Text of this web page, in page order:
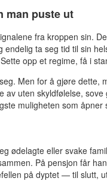
man puste ut
fra kroppen sin.
ta seg tid til sin
opp et regime, få i
Men for å gjøre dette,
uten skyldfølelse,
muligheten som
ødelagte eller svake
På pensjon får
på dyptet — til slutt,